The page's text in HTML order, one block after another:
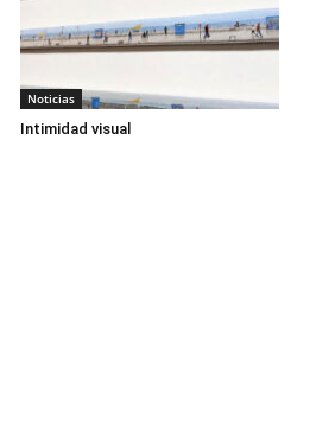
Noticias
Intimidad visual